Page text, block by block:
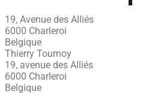
19, Avenue des Alliés
6000 Charleroi
Belgique
Thierry Tournoy
19, avenue des Alliés
6000 Charleroi
Belgique